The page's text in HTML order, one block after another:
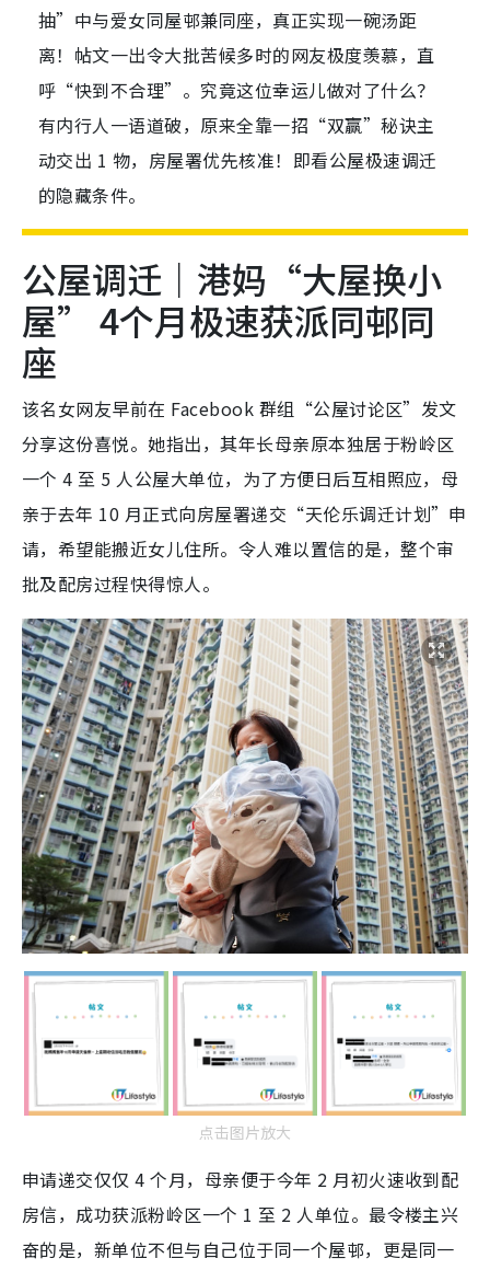
抽”中与爱女同屋邨兼同座，真正实现一碗汤距
离！帖文一出令大批苦候多时的网友极度羡慕，直
呼“快到不合理”。究竟这位幸运儿做对了什么？
有内行人一语道破，原来全靠一招“双赢”秘诀主
动交出 1 物，房屋署优先核准！即看公屋极速调迁
的隐藏条件。
公屋调迁｜港妈“大屋换小
屋” 4个月极速获派同邨同
座
该名女网友早前在 Facebook 群组“公屋讨论区”发文
分享这份喜悦。她指出，其年长母亲原本独居于粉岭区
一个 4 至 5 人公屋大单位，为了方便日后互相照应，母
亲于去年 10 月正式向房屋署递交“天伦乐调迁计划”申
请，希望能搬近女儿住所。令人难以置信的是，整个审
批及配房过程快得惊人。
点击图片放大
申请递交仅仅 4 个月，母亲便于今年 2 月初火速收到配
房信，成功获派粉岭区一个 1 至 2 人单位。最令楼主兴
奋的是，新单位不但与自己位于同一个屋邨，更是同一